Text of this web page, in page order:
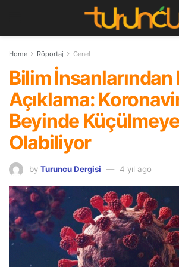
Home Röportaj Genel
Bilim
Açıklama:
Beyinde
Olabiliyor
by Turuncu Dergisi 4 yıl ago